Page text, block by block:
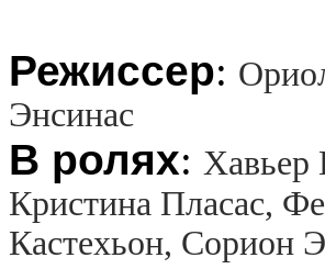
Режиссер:
Энсинас
В ролях: Хавьер
Кристина Пласас,
Кастехьон, Сорион